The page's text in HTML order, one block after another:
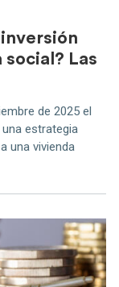
social? Las
de 2025 el
una estrategia
una vivienda